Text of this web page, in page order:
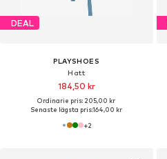
DEAL
PLAYSHOES
Hatt
184,50 kr
Ordinarie pris: 205,00 kr
Senaste lägsta pris:164,00 kr
+2